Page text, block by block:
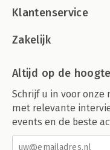
Klantenservice
Zakelijk
Altijd op de hoogte
Schrijf u in voor
met relevante
events en de beste